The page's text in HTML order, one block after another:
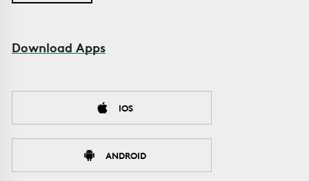
Download Apps
IOS
ANDROID